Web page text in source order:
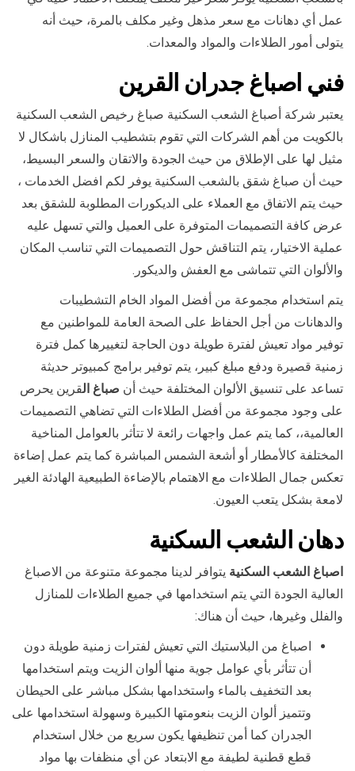
عمل أي دهانات مع سعر مذهل وغير مكلف بالمرة، حيث أنه
يتولى أمور الطلاءات والمواد والمعدات.
فني اصباغ جدران القرين
يعتبر شركة أصباغ الشعب السكنية صباغ رخيص الشعب السكنية
بالكويت من أهم الشركات التي تقوم بتشطيب المنازل باشكال لا
مثيل لها على الإطلاق من حيث الجودة والاتقان والسعر البسيط،
حيث أن صباغ شقق بالشعب السكنية يوفر لكم افضل الخدمات ،
حيث يتم الاتفاق مع العملاء على الديكورات المطلوبة للشقق بعد
عرض كافة التصميمات المتوفرة على العميل والتي تسهل عليه
عملية الاختيار، يتم التناقش حول التصميمات التي تناسب المكان
والألوان التي تتماشى مع العفش والديكور.
يتم استخدام مجموعة من أفضل المواد الخام التشطيبات
والدهانات من أجل الحفاظ على الصحة العامة للمواطنين مع
توفير مواد تعيش لفترة طويلة دون الحاجة لتغييرها كمل فترة
زمنية قصيرة ودفع مبلغ كبير، يتم توفير برامج كمبيوتر حديثة
تساعد على تنسيق الألوان المختلفة حيث أن صباغ القرين يحرص
على وجود مجموعة من أفضل الطلاءات التي تضاهي التصميمات
العالمية،، كما يتم عمل واجهات رائعة لا تتأثر بالعوامل المناخية
المختلفة كالأمطار أو أشعة الشمس المباشرة كما يتم عمل إضاءة
تعكس جمال الطلاءات مع الاهتمام بالإضاءة الطبيعية الهادئة الغير
لامعة بشكل يتعب العيون.
دهان الشعب السكنية
اصباغ الشعب السكنية يتوافر لدينا مجموعة متنوعة من الاصباغ
العالية الجودة التي يتم استخدامها في جميع الطلاءات للمنازل
والفلل وغيرها، حيث أن هناك:
اصباغ من البلاستيك التي تعيش لفترات زمنية طويلة دون
أن تتأثر بأي عوامل جوية منها ألوان الزيت ويتم استخدامها
بعد التخفيف بالماء واستخدامها بشكل مباشر على الحيطان
وتتميز ألوان الزيت بنعومتها الكبيرة وسهولة استخدامها على
الجدران كما أمن تنظيفها يكون سريع من خلال استخدام
قطع قطنية لطيفة مع الابتعاد عن أي منظفات بها مواد